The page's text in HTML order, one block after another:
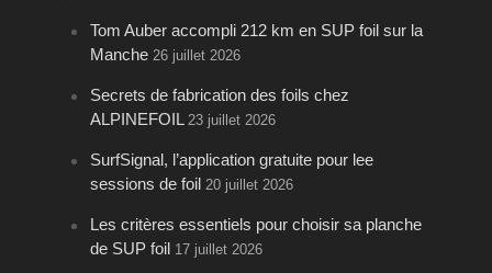
Tom Auber accompli 212 km en SUP foil sur la
Manche 26 juillet 2026
Secrets de fabrication des foils chez
ALPINEFOIL 23 juillet 2026
SurfSignal, l’application gratuite pour lee
sessions de foil 20 juillet 2026
Les critères essentiels pour choisir sa planche
de SUP foil 17 juillet 2026